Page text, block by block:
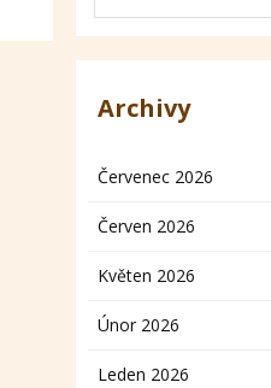
Archivy
Červenec 2026
Červen 2026
Květen 2026
Únor 2026
Leden 2026